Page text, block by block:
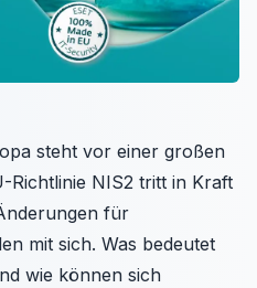
steht vor einer großen
Richtlinie NIS2 tritt in Kraft
für
mit sich. Was bedeutet
wie können sich